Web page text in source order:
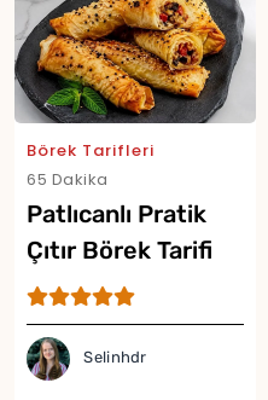
Börek Tarifleri
65 Dakika
Patlıcanlı Pratik
Çıtır Börek Tarifi
Selinhdr